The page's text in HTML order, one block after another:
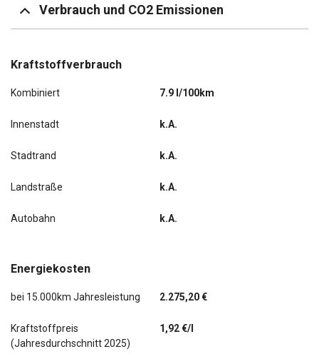
Verbrauch und CO2 Emissionen
Kraftstoffverbrauch
Kombiniert 7.9 l/100km
Innenstadt k.A.
Stadtrand k.A.
Landstraße k.A.
Autobahn k.A.
Energiekosten
bei 15.000km Jahresleistung 2.275,20 €
Kraftstoffpreis
(Jahresdurchschnitt 2025)
1,92 €/l